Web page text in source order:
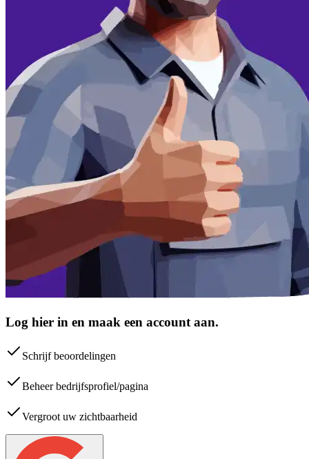
Log hier in en maak een account aan.
Schrijf beoordelingen
Beheer bedrijfsprofiel/pagina
Vergroot uw zichtbaarheid